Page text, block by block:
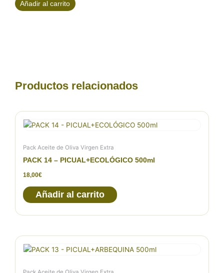
Añadir al carrito
Productos relacionados
Pack Aceite de Oliva Virgen Extra
PACK 14 – PICUAL+ECOLÓGICO 500ml
18,00€
Añadir al carrito